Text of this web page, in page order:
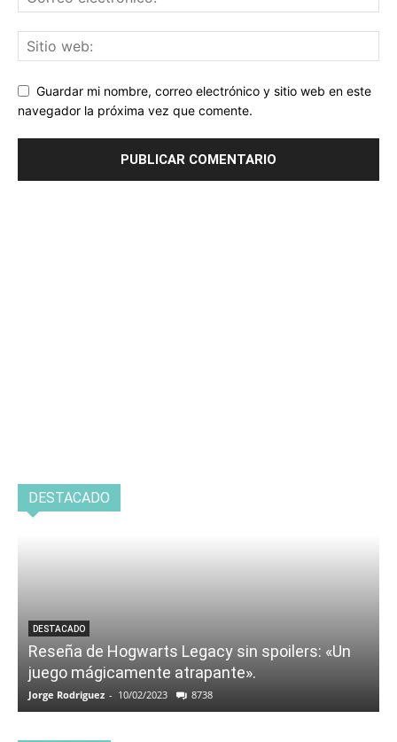
Guardar mi nombre, correo electrónico y sitio web en este
navegador la próxima vez que comente.
DESTACADO
DESTACADO
Reseña de Hogwarts Legacy sin spoilers: «Un
juego mágicamente atrapante».
Jorge Rodriguez - 10/02/2023 8738